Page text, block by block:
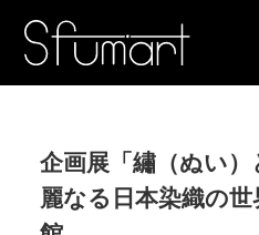
COLUMN
企画展「繡（ぬい
麗なる日本染織の